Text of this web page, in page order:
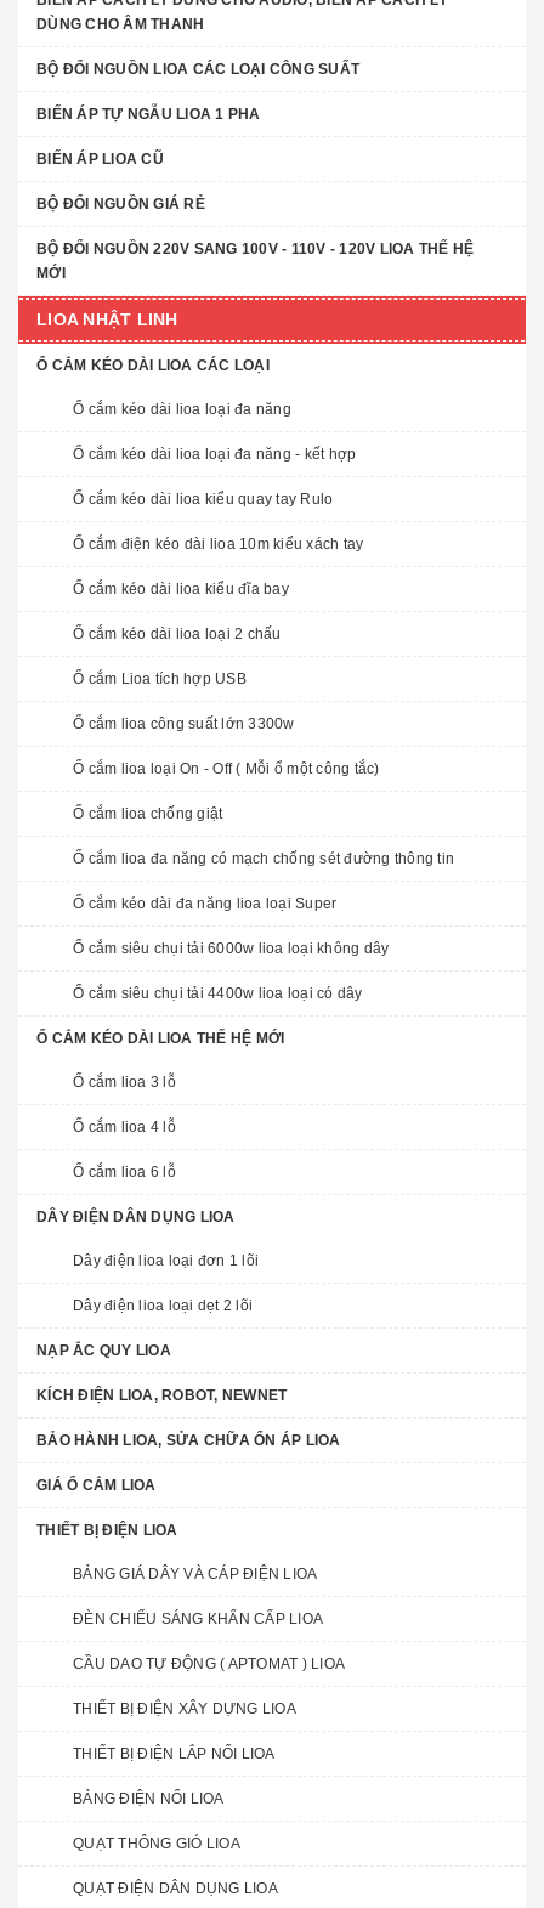
DÙNG CHO ÂM THANH
BỘ ĐỔI NGUỒN LIOA CÁC LOẠI CÔNG SUẤT
BIẾN ÁP TỰ NGẪU LIOA 1 PHA
BIẾN ÁP LIOA CŨ
BỘ ĐỔI NGUỒN GIÁ RẺ
BỘ ĐỔI NGUỒN 220V SANG 100V - 110V - 120V LIOA THẾ HỆ
MỚI
LIOA NHẬT LINH
Ổ CẮM KÉO DÀI LIOA CÁC LOẠI
Ổ cắm kéo dài lioa loại đa năng
Ổ cắm kéo dài lioa loại đa năng - kết hợp
Ổ cắm kéo dài lioa kiểu quay tay Rulo
Ổ cắm điện kéo dài lioa 10m kiểu xách tay
Ổ cắm kéo dài lioa kiểu đĩa bay
Ổ cắm kéo dài lioa loại 2 chấu
Ổ cắm Lioa tích hợp USB
Ổ cắm lioa công suất lớn 3300w
Ổ cắm lioa loại On - Off ( Mỗi ổ một công tắc)
Ổ cắm lioa chống giật
Ổ cắm lioa đa năng có mạch chống sét đường thông tin
Ổ cắm kéo dài đa năng lioa loại Super
Ổ cắm siêu chụi tải 6000w lioa loại không dây
Ổ cắm siêu chụi tải 4400w lioa loại có dây
Ổ CẮM KÉO DÀI LIOA THẾ HỆ MỚI
Ổ cắm lioa 3 lỗ
Ổ cắm lioa 4 lỗ
Ổ cắm lioa 6 lỗ
DÂY ĐIỆN DÂN DỤNG LIOA
Dây điện lioa loại đơn 1 lõi
Dây điện lioa loại dẹt 2 lõi
NẠP ẮC QUY LIOA
KÍCH ĐIỆN LIOA, ROBOT, NEWNET
BẢO HÀNH LIOA, SỬA CHỮA ỔN ÁP LIOA
GIÁ Ổ CẮM LIOA
THIẾT BỊ ĐIỆN LIOA
BẢNG GIÁ DÂY VÀ CÁP ĐIỆN LIOA
ĐÈN CHIẾU SÁNG KHẨN CẤP LIOA
CẦU DAO TỰ ĐỘNG ( APTOMAT ) LIOA
THIẾT BỊ ĐIỆN XÂY DỰNG LIOA
THIẾT BỊ ĐIỆN LẮP NỔI LIOA
BẢNG ĐIỆN NỔI LIOA
QUẠT THÔNG GIÓ LIOA
QUẠT ĐIỆN DÂN DỤNG LIOA